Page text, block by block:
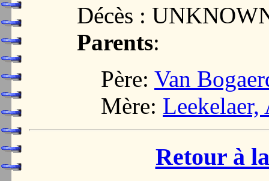
Décès :
Parents:
Père: Van
Mère: Leekelaer,
Retour à